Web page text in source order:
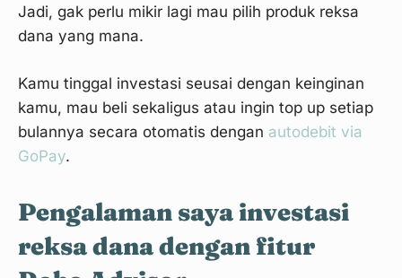
Jadi, gak perlu mikir lagi mau pilih produk reksa
dana yang mana.
Kamu tinggal investasi seusai dengan keinginan
kamu, mau beli sekaligus atau ingin top up setiap
bulannya secara otomatis dengan autodebit via
GoPay.
Pengalaman saya investasi
reksa dana dengan fitur